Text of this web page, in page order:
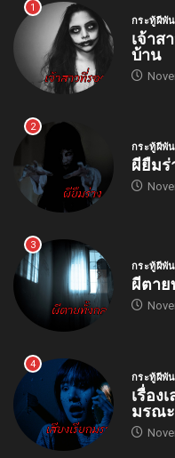
1
กระทู้ผีพั
เจ้าส
บ้าน
2
กระทู้ผีพั
ผียืมร่
3
กระทู้ผีพั
ผีตาย
4
กระทู้ผีพั
เรื่อง
มรณะ